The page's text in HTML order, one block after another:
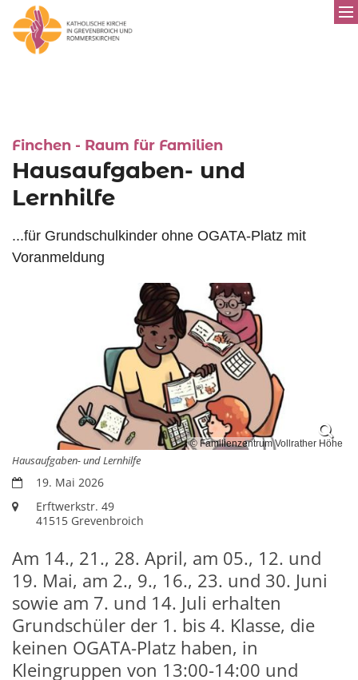
Finchen - Raum für Familien:
Hausaufgaben- und
Lernhilfe
...für Grundschulkinder ohne OGATA-Platz mit
Voranmeldung
© Familienzentrum Vollrather Höhe
Hausaufgaben- und Lernhilfe
Datum:19. Mai 2026
Ort:
Erftwerkstr. 49
41515 Grevenbroich
Am 14., 21., 28. April, am 05., 12. und
19. Mai, am 2., 9., 16., 23. und 30. Juni
sowie am 7. und 14. Juli erhalten
Grundschüler der 1. bis 4. Klasse, die
keinen OGATA-Platz haben, in
Kleingruppen von 13:00-14:00 und